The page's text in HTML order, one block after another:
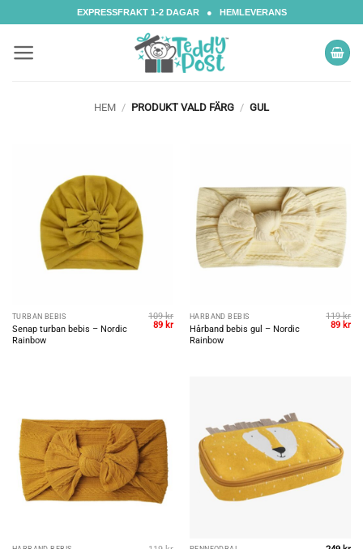
to
EXPRESSFRAKT 1-2 DAGAR ● HEMLEVERANS
HEM / PRODUKT VALD FÄRG / GUL
TURBAN BEBIS
Senap turban bebis – Nordic
Rainbow
109kr
Det
ursprungliga
89 krDet
nuvarande
priset
HÅRBAND BEBIS
Hårband bebis gul – Nordic
Rainbow
119kr
Det
89 kr